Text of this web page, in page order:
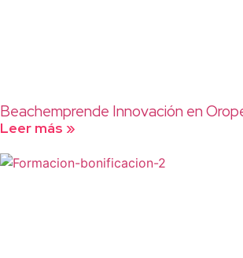
Beachemprende Innovación en
Leer más »